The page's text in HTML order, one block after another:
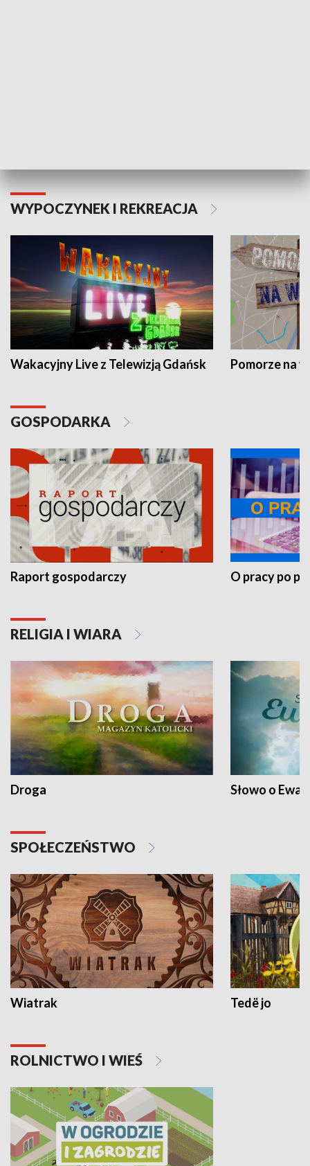
WYPOCZYNEK I REKREACJA
Wakacyjny Live z Telewizją Gdańsk Pomorze na
GOSPODARKA
Raport gospodarczy O pracy po
RELIGIA I WIARA
Droga Słowo o
SPOŁECZEŃSTWO
Wiatrak Tedë jo
ROLNICTWO I WIEŚ